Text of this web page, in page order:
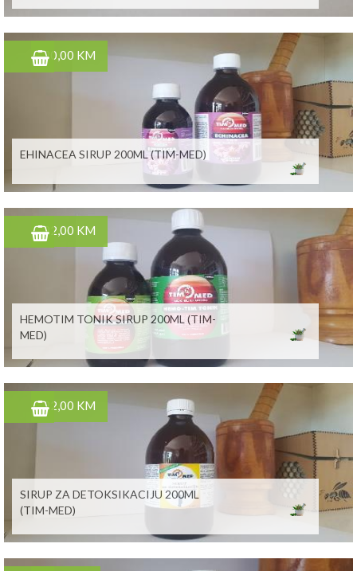
20,00 KM
EHINACEA SIRUP 200ML (TIM-MED)
22,00 KM
HEMOTIM TONIK SIRUP 200ML (TIM-
MED)
22,00 KM
SIRUP ZA DETOKSIKACIJU 200ML
(TIM-MED)